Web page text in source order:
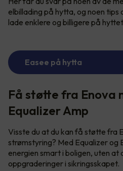
elbillading på hytta, og noen tips
lade enklere og billigere på
Easee på hytta
Få støtte fra Enova
Equalizer Amp
Visste du at du kan få støtte fra
strømstyring? Med Equalizer og
energien smart i boligen, uten
oppgraderinger i sikringsskapet.